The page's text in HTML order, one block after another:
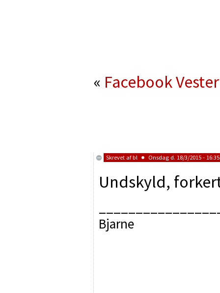
« Facebook
Skrevet afbl Onsdag d. 18/3/2015 - 16:35
Undskyld,
Bjarne